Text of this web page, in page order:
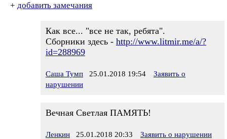
+ добавить замечания
Как все... "все не так, ребята".
Сборники здесь - http://www.litmir.me/a/?
id=288969
Саша Тумп 25.01.2018 19:54
Заявить о
нарушении
Вечная Светлая ПАМЯТЬ!
Ленкин 25.01.2018 20:33 Заявить о нарушении